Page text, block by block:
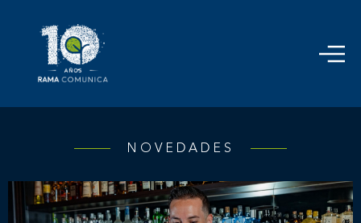
NOVEDADES